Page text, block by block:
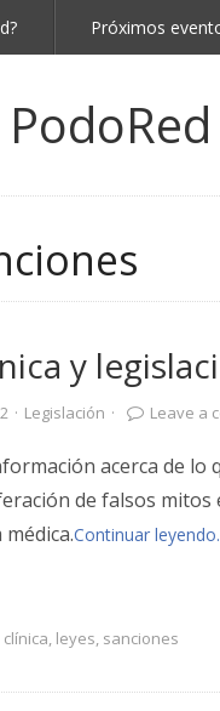
Próximos
y
· Legislación · Leave a
acerca de lo
de falsos
Continuar
, leyes, sanciones